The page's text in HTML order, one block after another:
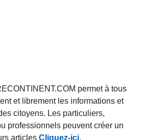
permet à tous
et librement les informations et
citoyens. Les particuliers,
professionnels peuvent créer un
articles Cliquez-ici.